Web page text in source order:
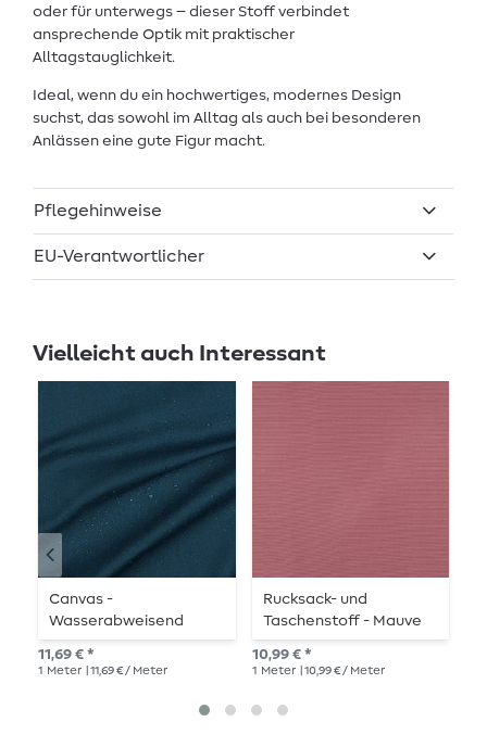
oder für unterwegs – dieser Stoff verbindet
ansprechende Optik mit praktischer
Alltagstauglichkeit.
Ideal, wenn du ein hochwertiges, modernes Design
suchst, das sowohl im Alltag als auch bei besonderen
Anlässen eine gute Figur macht.
Pflegehinweise
EU-Verantwortlicher
Vielleicht auch Interessant
Canvas -
Wasserabweisend
Petrol Garngefärbt
11,69 € *
1 Meter | 11,69 € / Meter
Rucksack- und
Taschenstoff - Mauve
10,99 € *
1 Meter | 10,99 € / Meter